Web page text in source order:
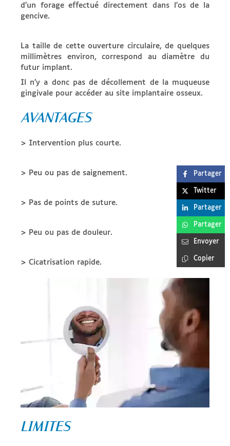
d’un forage effectué directement dans l’os de la
gencive.
La taille de cette ouverture circulaire, de quelques
millimètres environ, correspond au diamètre du
futur implant.
Il n’y a donc pas de décollement de la muqueuse
gingivale pour accéder au site implantaire osseux.
AVANTAGES
> Intervention plus courte.
> Peu ou pas de saignement.
> Pas de points de suture.
> Peu ou pas de douleur.
> Cicatrisation rapide.
LIMITES
Partager
Twitter
Partager
Partager
Envoyer
Copier